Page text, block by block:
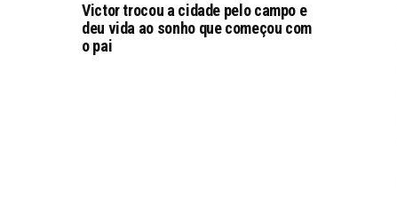
Victor trocou a cidade pelo campo e
deu vida ao sonho que começou com
o pai